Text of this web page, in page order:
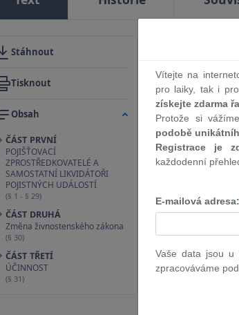
Stáhnout
Tisknout
Obsah
ČÁST PRVNÍ
POJIŠŤOVACÍ
ZPROSTŘEDKOVATELÉ A
SAMOSTATNÍ LIKVIDÁTOŘI
POJISTNÝCH UDÁLOSTÍ
(§ 1 - § 29)
ČÁST DRUHÁ
Změna živnostenského zákona
(§ 30)
ČÁST TŘETÍ
ÚČINNOST
(§ 31)
o
Parlament
Vítejte na
pro laiky, tak i
získejte zdarma
Protože si
podobě
Registrace je
každodenní
E-mailová adresa:
Vaše data jsou u
zpracováváme